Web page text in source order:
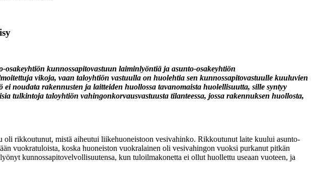
kunnossapitovastuun laiminlyöntiä ja asunto-osakeyhtiön
vikoja, vaan taloyhtiön vastuulla on huolehtia sen kunnossapitovastuulle kuuluvien
noudata rakennusten ja laitteiden huollossa tavanomaista huolellisuutta, sille syntyy
tulkintoja taloyhtiön vahingonkorvausvastuusta tilanteessa, jossa rakennuksen huollosta,
oli rikkoutunut, mistä aiheutui liikehuoneistoon vesivahinko. Rikkoutunut laite kuului asunto-
vuokratuloista, koska huoneiston vuokralainen oli vesivahingon vuoksi purkanut pitkän
kunnossapitovelvollisuutensa, kun tuloilmakonetta ei ollut huollettu useaan vuoteen, ja